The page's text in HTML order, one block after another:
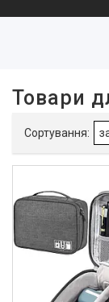
Наявність
Товари зі
Виробник
Bigstren 2
Товари